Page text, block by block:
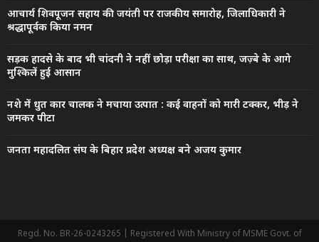
आचार्य शिवपूजन सहाय की जयंती पर राजकीय समारोह, जिलाधिकारी ने
श्रद्धापूर्वक किया नमन
सड़क हादसे के बाद भी चांदनी ने नहीं छोड़ा परीक्षा का साथ, जज़्बे के आगे
मुश्किलें हुईं आसान
नशे में धुत कार चालक ने मचाया उत्पात : कई वाहनों को मारी टक्कर, भीड़ ने
जमकर पीटा
जनता महादलित संघ के बिहार प्रदेश अध्यक्ष बने अजय कुमार
Regd. No. BR-26-0243265 | Registered With Ministry of MSME Govt. of